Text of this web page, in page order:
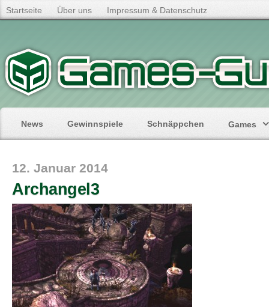
Startseite Über uns Impressum & Datenschutz
News Gewinnspiele Schnäppchen Games
12. Januar 2014
Archangel3